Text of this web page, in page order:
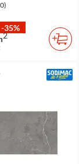
0)
-35%
2